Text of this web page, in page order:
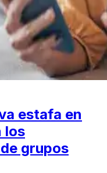
estafa en
los
grupos